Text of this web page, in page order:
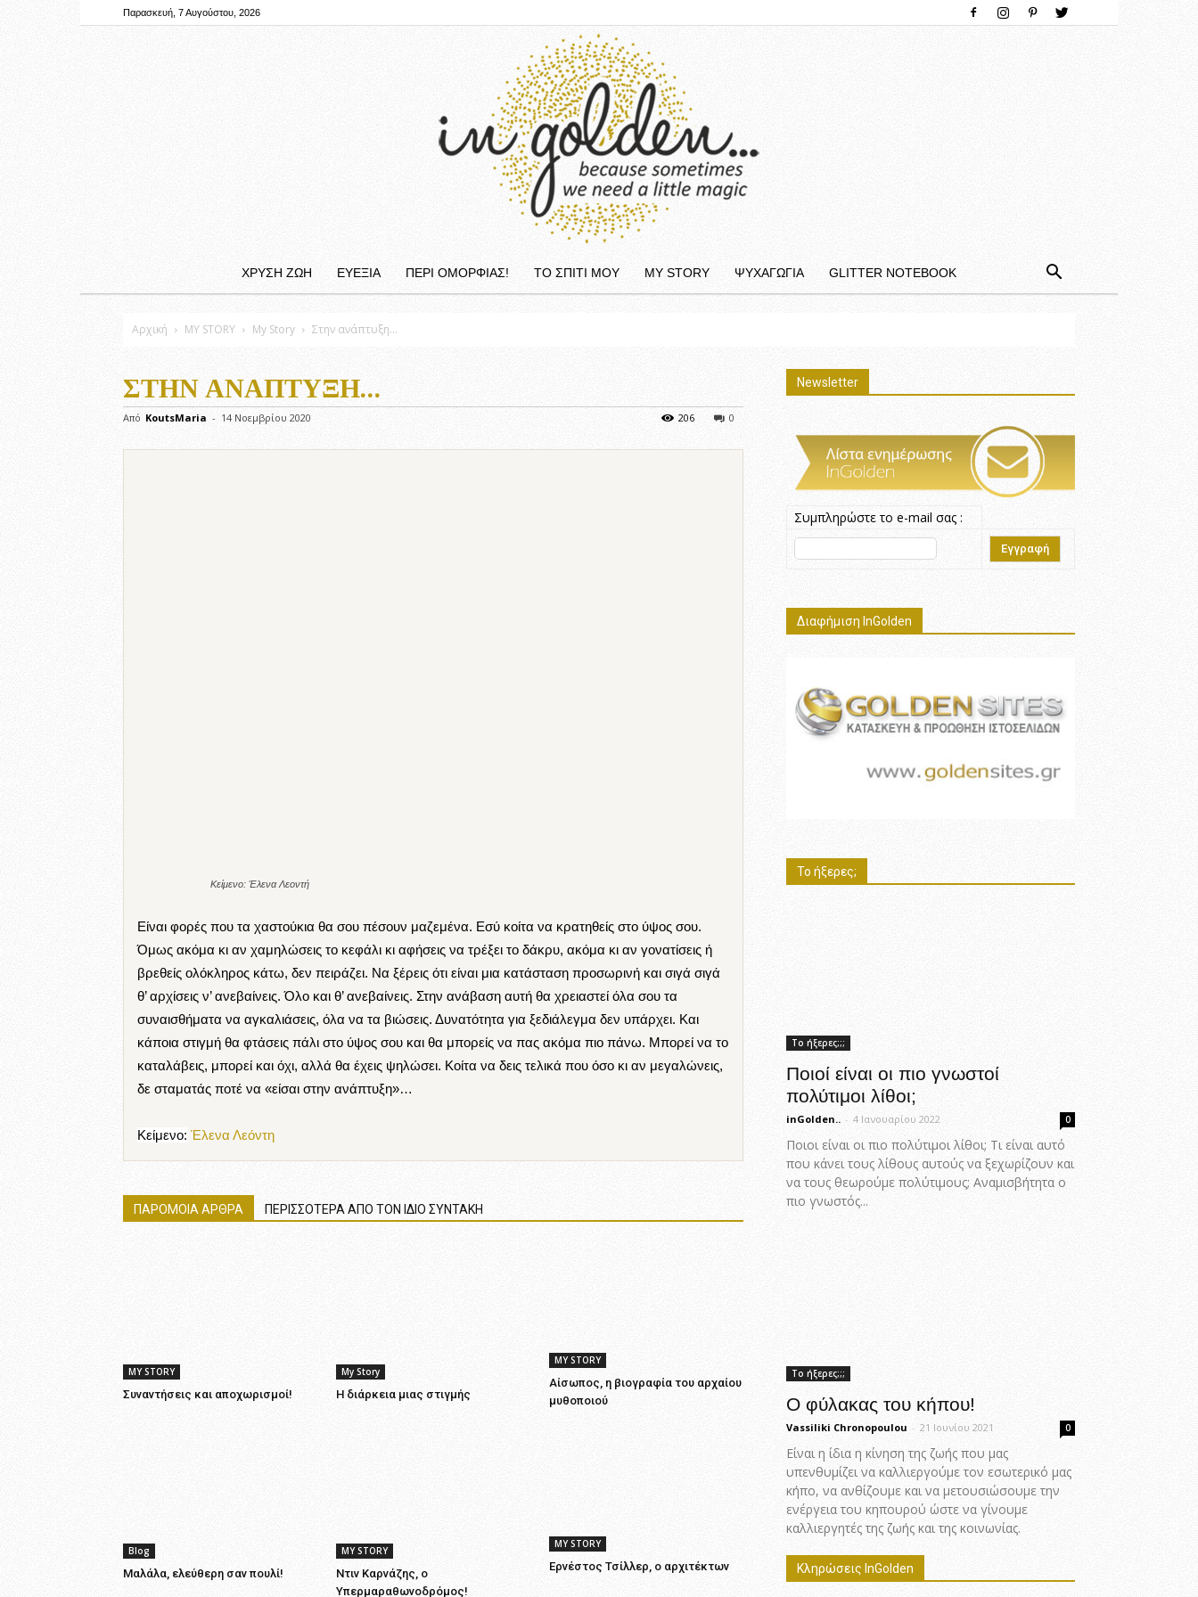
Παρασκευή, 7 Αυγούστου, 2026
ΧΡΥΣΗ ΖΩΗ ΕΥΕΞΙΑ ΠΕΡΙ ΟΜΟΡΦΙΆΣ! ΤΟ ΣΠΙΤΙ ΜΟΥ MY STORY ΨΥΧΑΓΩΓΙΑ GLITTER NOTEBOOK
Αρχική MY STORY My Story Στην ανάπτυξη…
ΣΤΗΝ ΑΝΆΠΤΥΞΗ…
Από KoutsMaria - 14 Νοεμβρίου 2020 0
206
Κείμενο: Έλενα Λεοντή
Είναι φορές που τα χαστούκια θα σου πέσουν μαζεμένα. Εσύ κοίτα να κρατηθείς στο ύψος σου.
Όμως ακόμα κι αν χαμηλώσεις το κεφάλι κι αφήσεις να τρέξει το δάκρυ, ακόμα κι αν γονατίσεις ή
βρεθείς ολόκληρος κάτω, δεν πειράζει. Να ξέρεις ότι είναι μια κατάσταση προσωρινή και σιγά σιγά
θ’ αρχίσεις ν’ ανεβαίνεις. Όλο και θ’ ανεβαίνεις. Στην ανάβαση αυτή θα χρειαστεί όλα σου τα
συναισθήματα να αγκαλιάσεις, όλα να τα βιώσεις. Δυνατότητα για ξεδιάλεγμα δεν υπάρχει. Και
κάποια στιγμή θα φτάσεις πάλι στο ύψος σου και θα μπορείς να πας ακόμα πιο πάνω. Μπορεί να το
καταλάβεις, μπορεί και όχι, αλλά θα έχεις ψηλώσει. Κοίτα να δεις τελικά που όσο κι αν μεγαλώνεις,
δε σταματάς ποτέ να «είσαι στην ανάπτυξη»…
Κείμενο: Έλενα Λεόντη
ΠΑΡΟΜΟΙΑ ΑΡΘΡΑ ΠΕΡΙΣΣΟΤΕΡΑ ΑΠΟ ΤΟΝ ΙΔΙΟ ΣΥΝΤΑΚΗ
MY STORY
Συναντήσεις και αποχωρισμοί!
My Story
Η διάρκεια μιας στιγμής
MY STORY
Αίσωπος, η βιογραφία του αρχαίου
μυθοποιού
Blog
Μαλάλα, ελεύθερη σαν πουλί!
MY STORY
Ντιν Καρνάζης, ο
Υπερμαραθωνοδρόμος!
MY STORY
Ερνέστος Τσίλλερ, ο αρχιτέκτων
Newsletter
Συμπληρώστε το e-mail σας :
Διαφήμιση InGolden
Το ήξερες;
Το ήξερες;;;
Ποιοί είναι οι πιο γνωστοί
πολύτιμοι λίθοι;
inGolden.. - 4 Ιανουαρίου 2022 0
Ποιοι είναι οι πιο πολύτιμοι λίθοι; Τι είναι αυτό
που κάνει τους λίθους αυτούς να ξεχωρίζουν και
να τους θεωρούμε πολύτιμους; Αναμισβήτητα ο
πιο γνωστός...
Το ήξερες;;;
Ο φύλακας του κήπου!
Vassiliki Chronopoulou - 21 Ιουνίου 2021 0
Είναι η ίδια η κίνηση της ζωής που μας
υπενθυμίζει να καλλιεργούμε τον εσωτερικό μας
κήπο, να ανθίζουμε και να μετουσιώσουμε την
ενέργεια του κηπουρού ώστε να γίνουμε
καλλιεργητές της ζωής και της κοινωνίας.
Κληρώσεις InGolden